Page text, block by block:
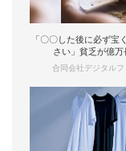
「〇〇した後に必ず宝
さい」貧乏が億万
合同会社デジタルフ